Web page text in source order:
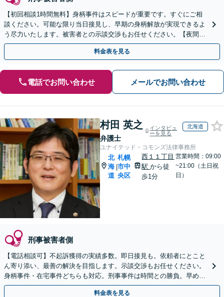
【初回相談1時間無料】身柄事件はスピードが重要です。すぐにご相
談ください。可能な限り当日接見し、早期の身柄解放が実現できるよ
う尽力いたします。被害者との示談交渉もお任せください。【夜間・
休日対応可】【完全個室で相談】
料金表を見る
電話でお問い合わせ メールでお問い合わせ
村田 英之
弁護士
インタビュ
ーを見る
北海道
ユナイテッド・コモンズ法律事務所
北
海
道
|
札幌
市中
央区
西１１丁目
駅から徒
歩1分
営業時間：09:00
~21:00（土日祝
日）
刑事被害者側
【電話相談可】不起訴獲得の実績多数。即日接見も。依頼者にとこと
ん寄り添い、最善の解決を目指します。示談交渉もお任せください。
身柄事件・在宅事件どちらも対応。刑事事件は時間との勝負。早めに
ご相談ください【夜間・休日対応】
料金表を見る